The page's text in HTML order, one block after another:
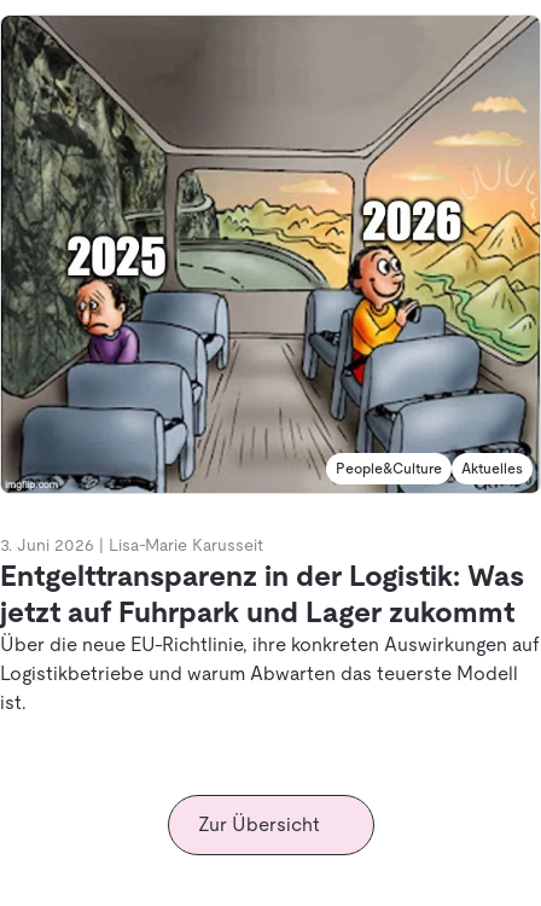
People&Culture Aktuelles
3. Juni 2026 Lisa-Marie Karusseit
Entgelttransparenz in der Logistik: Was
jetzt auf Fuhrpark und Lager zukommt
Über die neue EU-Richtlinie, ihre konkreten Auswirkungen auf
Logistikbetriebe und warum Abwarten das teuerste Modell
ist.
Zur Übersicht